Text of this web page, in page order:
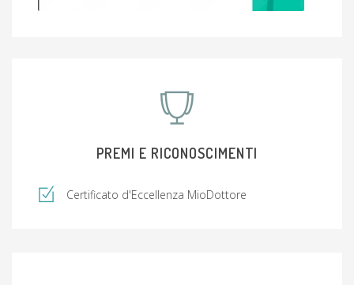
PREMI E RICONOSCIMENTI
Certificato d'Eccellenza MioDottore